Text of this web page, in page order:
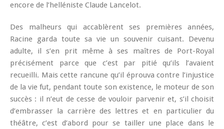
encore de l’helléniste Claude Lancelot.
Des malheurs qui accablèrent ses premières années,
Racine garda toute sa vie un souvenir cuisant. Devenu
adulte, il s’en prit même à ses maîtres de Port-Royal
précisément parce que c’est par pitié qu’ils l’avaient
recueilli. Mais cette rancune qu’il éprouva contre l’injustice
de la vie fut, pendant toute son existence, le moteur de son
succès : il n’eut de cesse de vouloir parvenir et, s’il choisit
d’embrasser la carrière des lettres et en particulier du
théâtre, c’est d’abord pour se tailler une place dans le